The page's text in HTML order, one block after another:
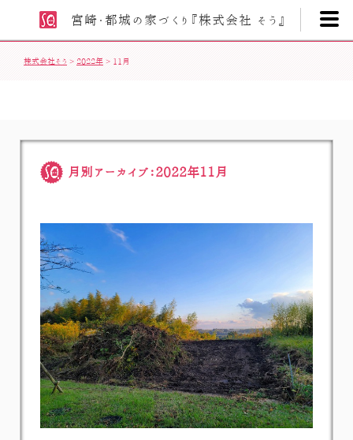
宮崎・都城の家づくり 『株式会社 そう』
株式会社そう > 2022年 > 11月
月別アーカイブ：2022年11月